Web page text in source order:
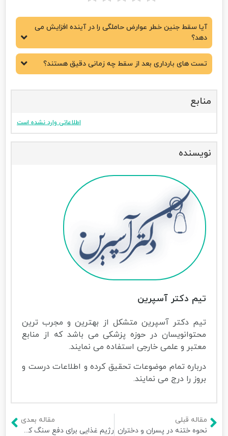
آیا سقط جنین خطر عوارض حاملگی را در آینده افزایش می
دهد؟
تست های بارداری بعد از سقط چه زمانی دقیق هستند؟
منابع
اطلاعاتی وارد نشده است
نویسنده
تیم دکتر آسپرین
تیم دکتر آسپرین متشکل از بهترین و مجرب ترین
محتوانویسان در حوزه پزشکی می باشد که از منابع
معتبر و علمی خارجی استفاده می نمایند.
درباره تمام موضوعات تحقیق کرده و اطلاعات درست و
بروز را درج می نمایند.
مقاله قبلی
نحوه ختنه در پسران و دختران
مقاله بعدی
رژیم غذایی برای دفع سنگ کیسه صفرا